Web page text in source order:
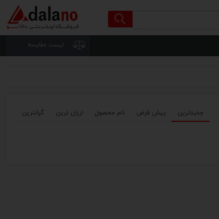
لیست مقایسه
جدیدترین پیش فرض نام محصول ارزان ترین گرانترین